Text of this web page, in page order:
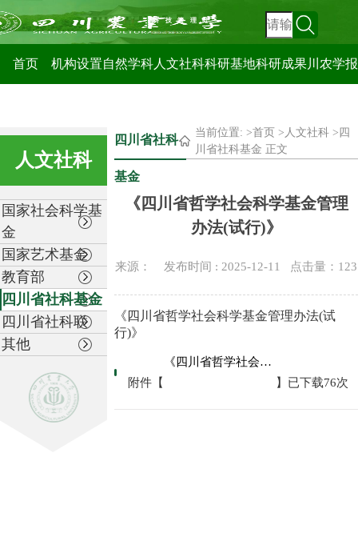
科技管理处
首页 机构设置自然学科人文社科科研基地科研成果川农学报
人文社科
国家社会科学基
金
国家艺术基金
教育部
四川省社科基金
四川省社科联
其他
四川省社科
基金
当前位置: >首页 > 人文社科 > 四
川省社科基金 正文
《四川省哲学社会科学基金管理
办法(试行)》
来源： 发布时间 : 2025-12-11 点击量： 123
《四川省哲学社会科学基金管理办法(试
行)》
附件【
《四川省哲学社会科学基金管理办法(试行)》.pdf
】已下载76次